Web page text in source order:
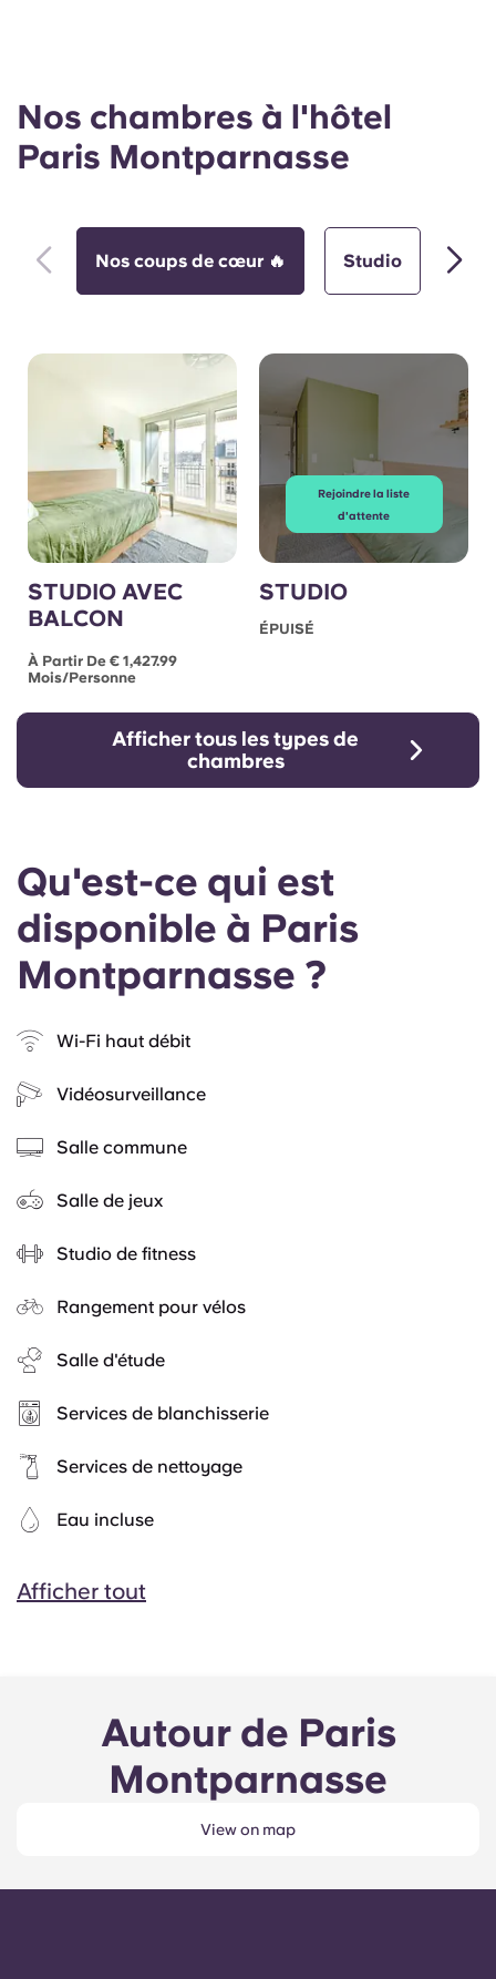
Nos chambres à l'hôtel
Paris Montparnasse
Nos coups de cœur 🔥 Studio
STUDIO AVEC
BALCON
À Partir De € 1,427.99
Mois/personne
Rejoindre la liste
d'attente
STUDIO
ÉPUISÉ
Afficher tous les types de
chambres
Qu'est-ce qui est
disponible à Paris
Montparnasse ?
Wi-Fi haut débit
Vidéosurveillance
Salle commune
Salle de jeux
Studio de fitness
Rangement pour vélos
Salle d'étude
Services de blanchisserie
Services de nettoyage
Eau incluse
Afficher tout
Autour de Paris
Montparnasse
View on map